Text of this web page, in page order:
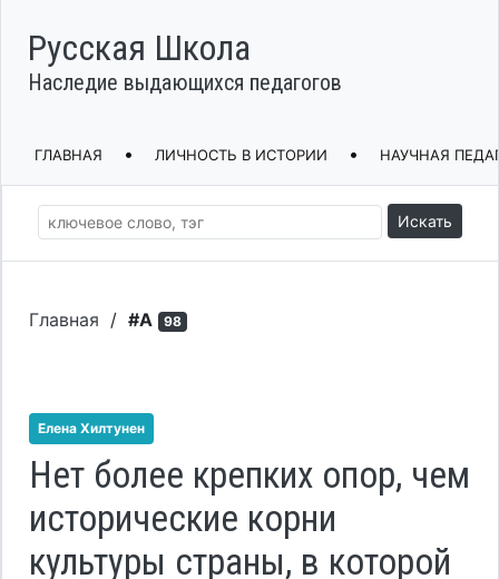
Русская Школа
Наследие выдающихся педагогов
ГЛАВНАЯ • ЛИЧНОСТЬ В ИСТОРИИ • НАУЧНАЯ
Искать
Главная / #А 98
Елена Хилтунен
Нет более крепких опор, чем
исторические корни
культуры страны, в которой